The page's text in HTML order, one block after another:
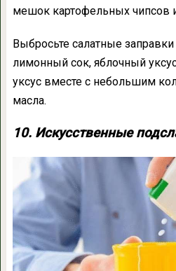
мешок картофельных чипсов
Выбросьте салатные заправки
лимонный сок, яблочный
уксус вместе с небольшим
масла.
10. Искусственные